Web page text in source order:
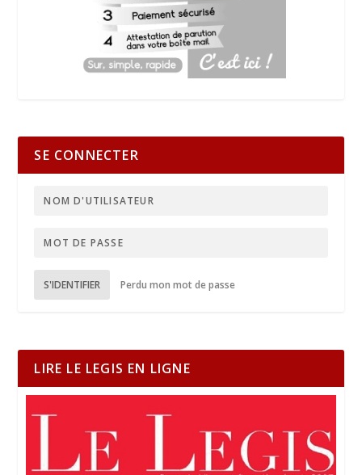
SE CONNECTER
S'IDENTIFIER Perdu mon mot de passe
LIRE LE LEGIS EN LIGNE